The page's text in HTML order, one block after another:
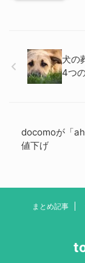
犬の
4つ
docomoが「
値下げ
まとめ記事